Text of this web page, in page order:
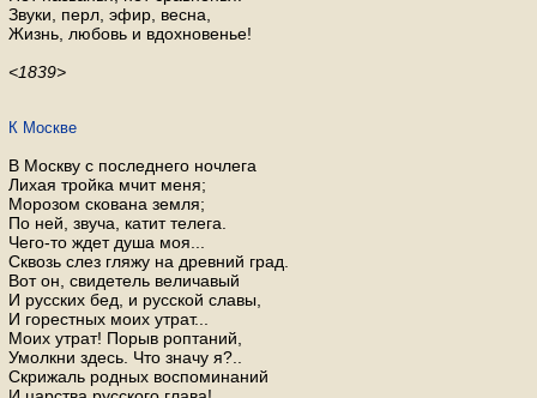
Звуки, перл, эфир, весна,
Жизнь, любовь и вдохновенье!
<1839>
К Москве
В Москву с последнего ночлега
Лихая тройка мчит меня;
Морозом скована земля;
По ней, звуча, катит телега.
Чего-то ждет душа моя...
Сквозь слез гляжу на древний град.
Вот он, свидетель величавый
И русских бед, и русской славы,
И горестных моих утрат...
Моих утрат! Порыв роптаний,
Умолкни здесь. Что значу я?..
Скрижаль родных воспоминаний